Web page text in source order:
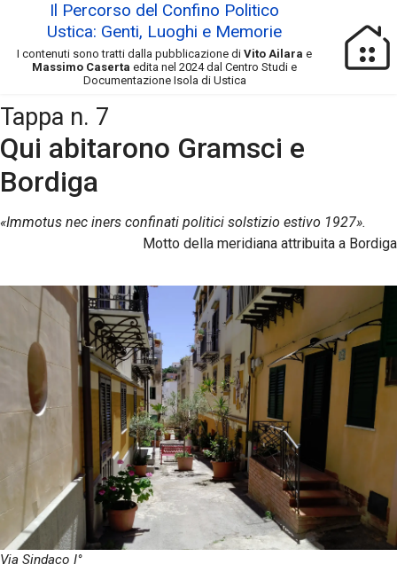
Il Percorso del Confino Politico
Ustica: Genti, Luoghi e Memorie
I contenuti sono tratti dalla pubblicazione diVito Ailara e
Massimo Caserta edita nel 2024 dal Centro Studi e
Documentazione Isola di Ustica
Tappa n. 7
Qui abitarono Gramsci e
Bordiga
«Immotus nec iners confinati politici solstizio estivo 1927».
Motto della meridiana attribuita a Bordiga
Via Sindaco I°